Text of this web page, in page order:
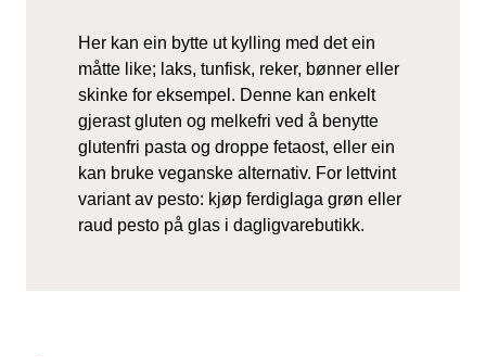
Her kan ein bytte ut kylling med det ein
måtte like; laks, tunfisk, reker, bønner eller
skinke for eksempel. Denne kan enkelt
gjerast gluten og melkefri ved å benytte
glutenfri pasta og droppe fetaost, eller ein
kan bruke veganske alternativ. For lettvint
variant av pesto: kjøp ferdiglaga grøn eller
raud pesto på glas i dagligvarebutikk.